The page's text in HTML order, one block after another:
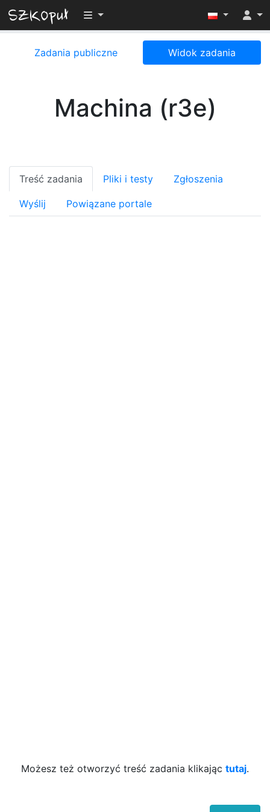
Przełącz widoczność menu
Zadania publiczne Widok zadania
Machina (r3e)
Treść zadania Pliki i testy Zgłoszenia
Wyślij Powiązane portale
Możesz też otworzyć treść zadania klikając tutaj.